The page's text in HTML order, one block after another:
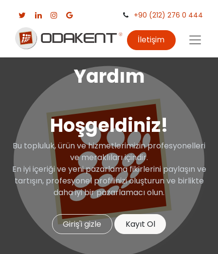
+90 (212) 276 0 444
İletişim
Yardım
Hoşgeldiniz!
Bu topluluk, ürün ve hizmetlerimizin profesyonelleri
ve meraklıları içindir.
En iyi içeriği ve yeni pazarlama fikirlerini paylaşın ve
tartışın, profesyonel profilinizi oluşturun ve birlikte
daha iyi bir pazarlamacı olun.
Giriş'i gizle Kayıt Ol